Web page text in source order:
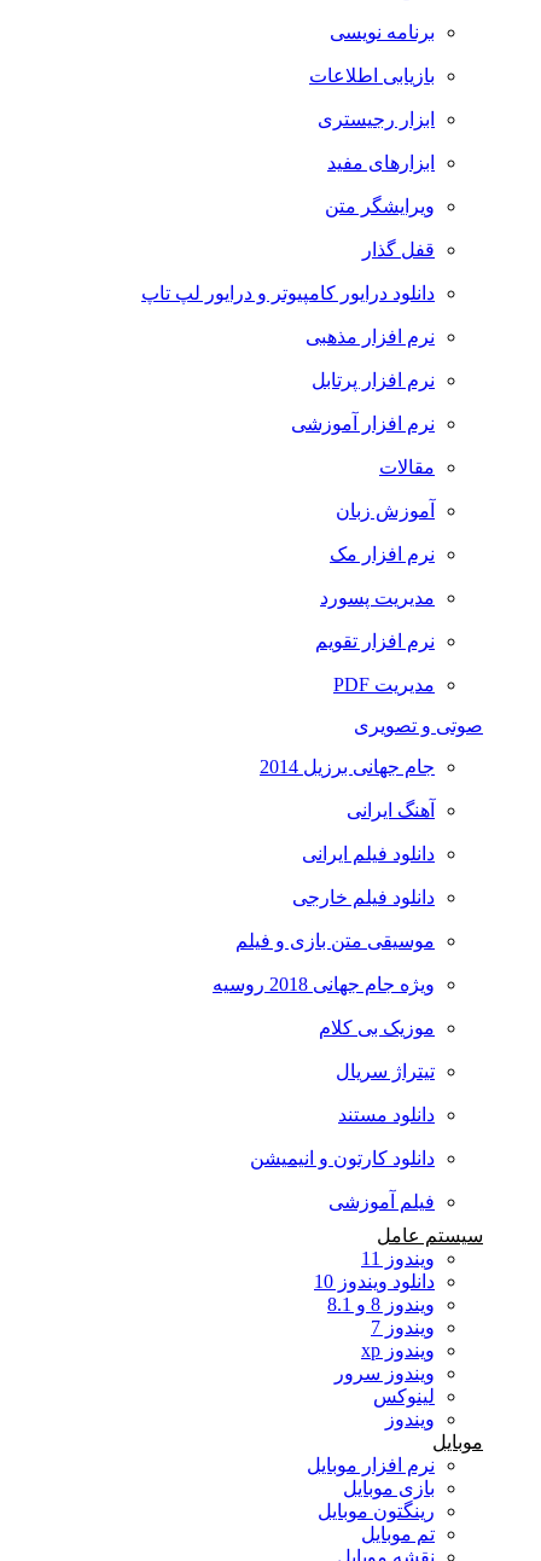
برنامه نویسی
بازیابی اطلاعات
ابزار رجیستری
ابزارهای مفید
ویرایشگر متن
قفل گذار
دانلود درایور کامپیوتر و درایور لپ تاپ
نرم افزار مذهبی
نرم افزار پرتابل
نرم افزار آموزشی
مقالات
آموزش زبان
نرم افزار مک
مدیریت پسورد
نرم افزار تقویم
مدیریت PDF
صوتی و تصویری
جام جهانی برزیل 2014
آهنگ ایرانی
دانلود فیلم ایرانی
دانلود فیلم خارجی
موسیقی متن بازی و فیلم
ویژه جام جهانی 2018 روسیه
موزیک بی کلام
تیتراژ سریال
دانلود مستند
دانلود کارتون و انیمیشن
فیلم آموزشی
سیستم عامل
ویندوز 11
دانلود ویندوز 10
ویندوز 8 و 8.1
ویندوز 7
ویندوز xp
ویندوز سرور
لینوکس
ویندوز
نرم افزار موبایل
بازی موبایل
رینگتون موبایل
تم موبایل
نقشه موبایل